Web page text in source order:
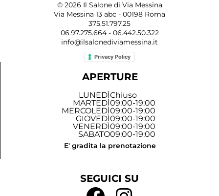
© 2026 Il Salone di Via Messina
Via Messina 13 abc - 00198 Roma
375.51.797.25
06.97.275.664 - 06.442.50.322
info@ilsalonediviamessina.it
Privacy Policy
APERTURE
LUNEDÌChiuso
MARTEDÌ09:00-19:00
MERCOLEDÌ09:00-19:00
GIOVEDÌ09:00-19:00
VENERDÌ09:00-19:00
SABATO09:00-19:00
E' gradita la prenotazione
SEGUICI SU